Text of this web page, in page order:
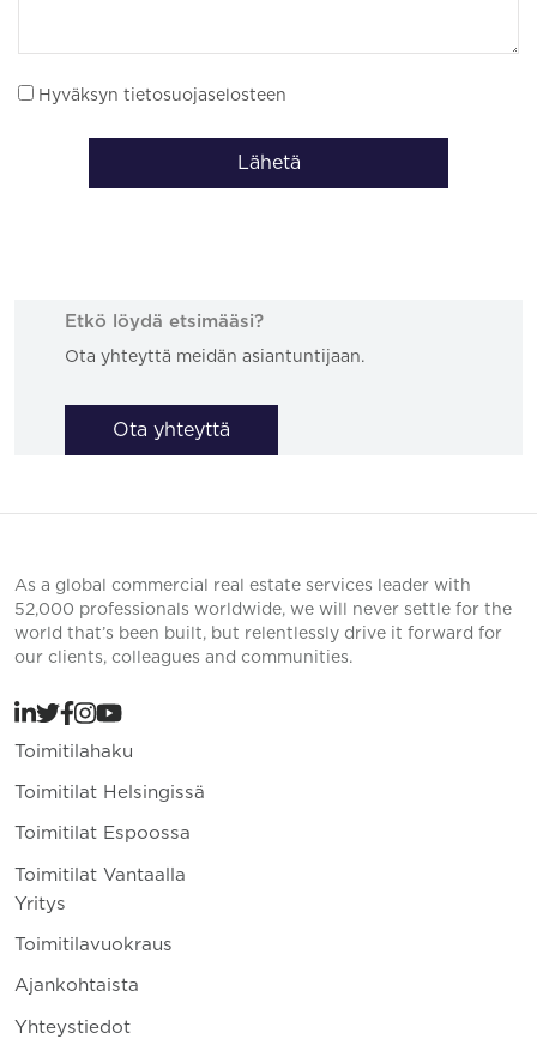
Hyväksyn tietosuojaselosteen
Lähetä
Etkö löydä etsimääsi?
Ota yhteyttä meidän asiantuntijaan.
Ota yhteyttä
As a global commercial real estate services leader with
52,000 professionals worldwide, we will never settle for the
world that’s been built, but relentlessly drive it forward for
our clients, colleagues and communities.
Toimitilahaku
Toimitilat Helsingissä
Toimitilat Espoossa
Toimitilat Vantaalla
Yritys
Toimitilavuokraus
Ajankohtaista
Yhteystiedot